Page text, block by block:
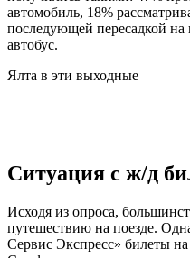
автомобиль, 18%
последующей пересадкой
автобус.
Ялта в эти выходные
Ситуация с ж/д
Исходя из опроса,
путешествию на поезде.
Сервис Экспресс» билеты